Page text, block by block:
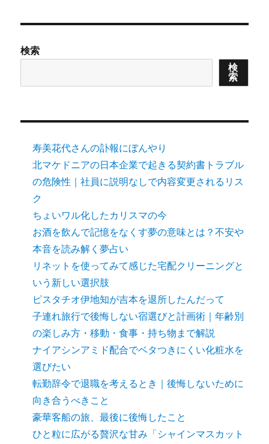
検索
検
索
寿美花代さんの訃報にぼんやり
北マケドニアの日本企業で起きる契約書トラブル
の危険性｜社員に説明なしで内容変更されるリス
ク
ちょいワル化したカリスマの今
お酒を飲んで記憶をなくす夢の意味とは？不安や
本音を読み解く夢占い
リネットを使ってみて感じた宅配クリーニングと
いう新しい選択肢
ピスタチオ伊地知が吉本を退所したんだって
子連れ旅行で後悔しない宿選びと計画術｜年齢別
の楽しみ方・移動・食事・持ち物まで解説
ナイアシンアミド配合でベタつきにくい化粧水を
選びたい
転勤辞令で退職を考えるとき｜後悔しないために
向き合うべきこと
豪華客船の旅、最後に後悔したこと
ひと粒に広がる贅沢な甘み「シャインマスカット